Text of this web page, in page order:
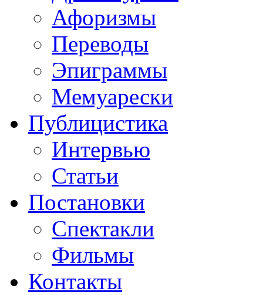
Афоризмы
Переводы
Эпиграммы
Мемуарески
Публицистика
Интервью
Статьи
Постановки
Спектакли
Фильмы
Контакты